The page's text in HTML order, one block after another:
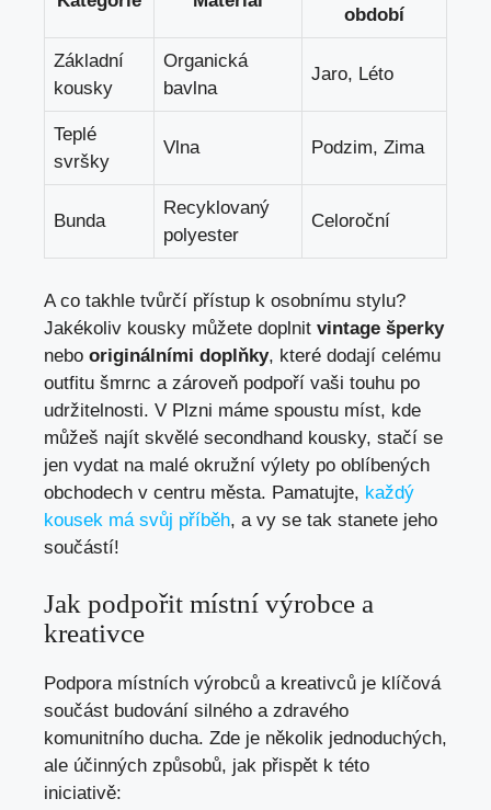
období
Základní
kousky
Organická
bavlna
Jaro, Léto
Teplé
svršky
Vlna Podzim, Zima
Bunda
Recyklovaný
polyester
Celoroční
A co takhle tvůrčí přístup k osobnímu stylu?
Jakékoliv kousky můžete doplnit vintage šperky
nebo originálními doplňky, které dodají celému
outfitu šmrnc a zároveň podpoří vaši touhu po
udržitelnosti. V Plzni máme spoustu míst, kde
můžeš najít skvělé secondhand kousky, stačí se
jen vydat na malé okružní výlety po oblíbených
obchodech v centru města. Pamatujte, každý
kousek má svůj příběh, a vy se tak stanete jeho
součástí!
Jak podpořit místní výrobce a
kreativce
Podpora místních výrobců a kreativců je klíčová
součást budování silného a zdravého
komunitního ducha. Zde je několik jednoduchých,
ale účinných způsobů, jak přispět k této
iniciativě: